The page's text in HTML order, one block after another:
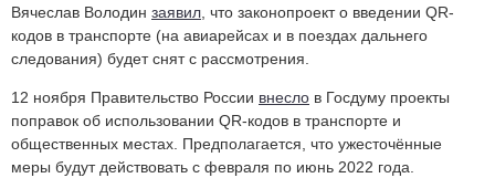
Вячеслав Володин заявил , что законопроект о введении QR-
кодов в транспорте (на авиарейсах и в поездах дальнего
следования) будет снят с рассмотрения.
12 ноября Правительство России внесло в Госдуму проекты
поправок об использовании QR-кодов в транспорте и
общественных местах. Предполагается, что ужесточённые
меры будут действовать с февраля по июнь 2022 года.